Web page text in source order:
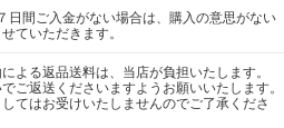
日間ご入金がない場合は、購入の意思がない
ていただきます。
よる返品送料は、当店が負担いたします。
ご返送くださいますようお願いいたします。
てはお受けいたしませんのでご了承くださ